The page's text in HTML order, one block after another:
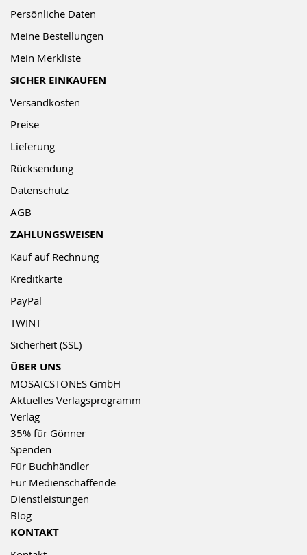
Persönliche Daten
Meine Bestellungen
Mein Merkliste
SICHER EINKAUFEN
Versandkosten
Preise
Lieferung
Rücksendung
Datenschutz
AGB
ZAHLUNGSWEISEN
Kauf auf Rechnung
Kreditkarte
PayPal
TWINT
Sicherheit (SSL)
ÜBER UNS
MOSAICSTONES GmbH
Aktuelles Verlagsprogramm
Verlag
35% für Gönner
Spenden
Für Buchhändler
Für Medienschaffende
Dienstleistungen
Blog
KONTAKT